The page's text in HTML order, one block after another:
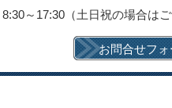
～17:30（土日祝の場合はご
お問合せフ